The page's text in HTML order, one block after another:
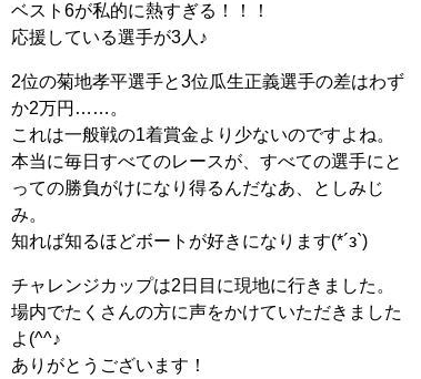
ベスト6が私的に熱すぎる！！！
応援している選手が3人♪
2位の菊地孝平選手と3位瓜生正義選手の差はわず
か2万円……。
これは一般戦の1着賞金より少ないのですよね。
本当に毎日すべてのレースが、すべての選手にと
っての勝負がけになり得るんだなあ、としみじ
み。
知れば知るほどボートが好きになります(*´з`)
チャレンジカップは2日目に現地に行きました。
場内でたくさんの方に声をかけていただきました
よ(^^♪
ありがとうございます！